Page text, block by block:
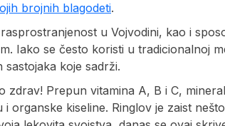
brojnih blagodeti.
u Vojvodini, kao i
Iako se često koristi u tradicionalnoj
sastojaka koje sadrži.
zdrav! Prepun vitamina A, B i C,
i organske kiseline. Ringlov je zaist